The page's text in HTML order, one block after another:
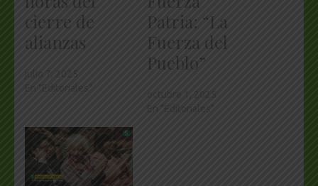
cierre de
alianzas
Patria: “La
Fuerza del
Pueblo”